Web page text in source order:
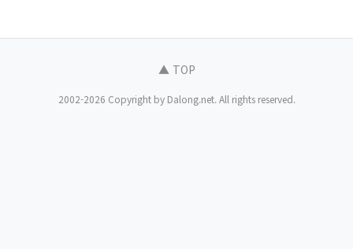
▲ TOP
2002-2026 Copyright by Dalong.net. All rights reserved.